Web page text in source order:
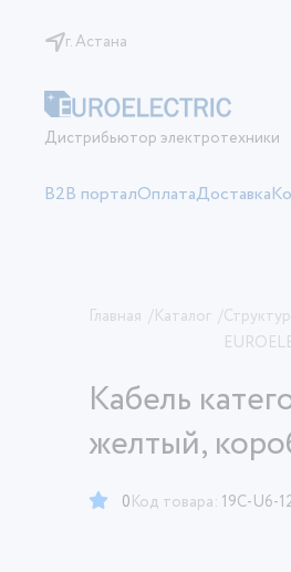
г. Астана
Дистрибьютор электротехники
B2B порталОплатаДоставка
Главная /Каталог /
Кабель
желтый,
0Код товара: 19C-U6-